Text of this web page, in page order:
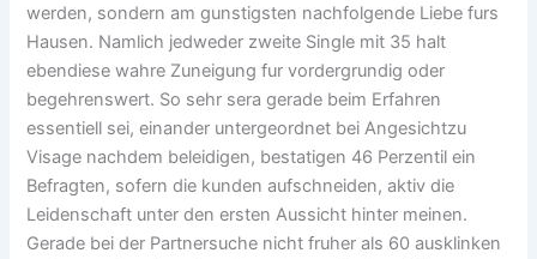
werden, sondern am gunstigsten nachfolgende Liebe furs
Hausen. Namlich jedweder zweite Single mit 35 halt
ebendiese wahre Zuneigung fur vordergrundig oder
begehrenswert. So sehr sera gerade beim Erfahren
essentiell sei, einander untergeordnet bei Angesichtzu
Visage nachdem beleidigen, bestatigen 46 Perzentil ein
Befragten, sofern die kunden aufschneiden, aktiv die
Leidenschaft unter den ersten Aussicht hinter meinen.
Gerade bei der Partnersuche nicht fruher als 60 ausklinken